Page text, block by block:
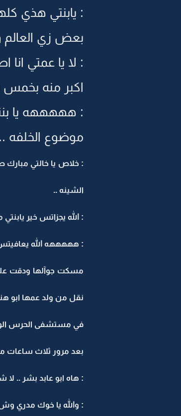
: يابنتي هذي
بعض زي العالم
: لا يا عمتي
اكبر منه بخمس
: هههههه يا
موضوع الخلفه
: خلاص يا خالتي مبارك
الشينه ..
: الله يجزاتس خير
: هههههه الله يعافيتس
مسكت جوآلها ودقت
نقل من ولد عمها ابو
في مستشفى الحرس
بعد مرور ثلاث ساعات
: هاه ابو عابد بشر ..
: والله يا خوك مدري